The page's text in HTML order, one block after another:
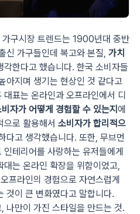
구시장 트렌드는 1900년대 중반
신 가구들인데 복고와 본질, 가치
각한다고 했습니다. 한국 소비자들
아지며 생기는 현상인 것 같다고
표는 온라인과 오프라인에서 디
자가 어떻게 경험할 수 있는지 에
으로 활용해서 소비자가 합리적으
다고 생각했습니다. 또한, 무브먼
테리어를 사랑하는 유저들에게
는 온라인 확장을 위함이었고,
프라인의 경험으로 자연스럽게
것이 큰 변화였다고 말합니다.
나만이 가진 스타일을 만드는 것.